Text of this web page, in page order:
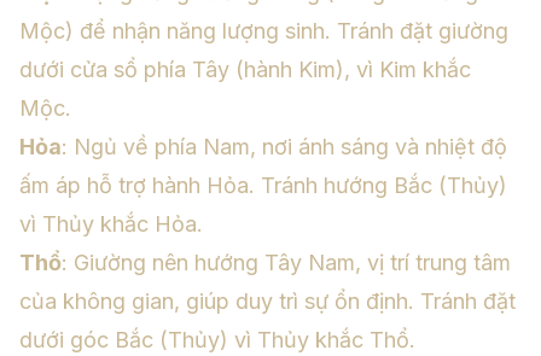
Mộc) để nhận năng lượng sinh. Tránh đặt giường
dưới cửa sổ phía Tây (hành Kim), vì Kim khắc
Mộc.
Hỏa: Ngủ về phía Nam, nơi ánh sáng và nhiệt độ
ấm áp hỗ trợ hành Hỏa. Tránh hướng Bắc (Thủy)
vì Thủy khắc Hỏa.
Thổ: Giường nên hướng Tây Nam, vị trí trung tâm
của không gian, giúp duy trì sự ổn định. Tránh đặt
dưới góc Bắc (Thủy) vì Thủy khắc Thổ.